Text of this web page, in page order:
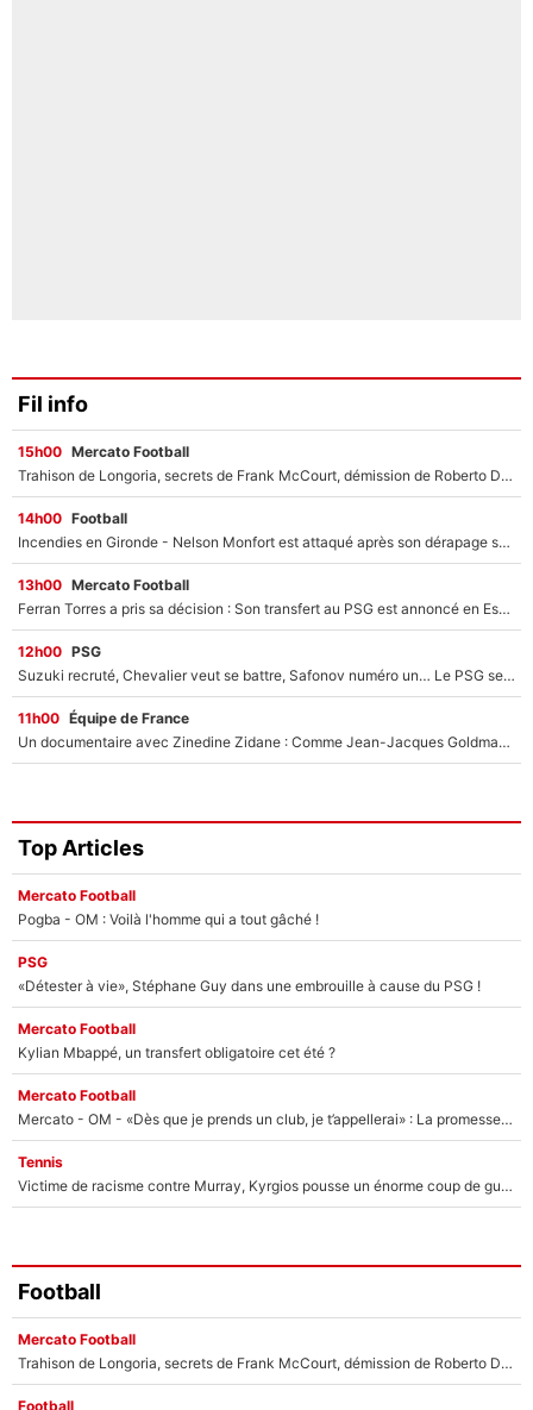
Fil info
15h00 Mercato Football
Trahison de Longoria, secrets de Frank McCourt, démission de Roberto De Zerbi : Medhi Benatia se lâche sur départ de l'OM et fait d'importantes révélations
14h00 Football
Incendies en Gironde - Nelson Monfort est attaqué après son dérapage sur CNews : «Et lui, il prend combien pour parler dans un studio climatisé?»
13h00 Mercato Football
Ferran Torres a pris sa décision : Son transfert au PSG est annoncé en Espagne !
12h00 PSG
Suzuki recruté, Chevalier veut se battre, Safonov numéro un… Le PSG se lance encore dans un gros chantier pour le poste de gardien de but
11h00 Équipe de France
Un documentaire avec Zinedine Zidane : Comme Jean-Jacques Goldman et Mylène Farmer, le nouveau sélectionneur de l'équipe de France a recalé une journaliste très connue
Top Articles
Mercato Football
Pogba - OM : Voilà l'homme qui a tout gâché !
PSG
«Détester à vie», Stéphane Guy dans une embrouille à cause du PSG !
Mercato Football
Kylian Mbappé, un transfert obligatoire cet été ?
Mercato Football
Mercato - OM - «Dès que je prends un club, je t’appellerai» : La promesse de Marcelino au moment de claquer la porte
Tennis
Victime de racisme contre Murray, Kyrgios pousse un énorme coup de gueule !
Football
Mercato Football
Trahison de Longoria, secrets de Frank McCourt, démission de Roberto De Zerbi : Medhi Benatia se lâche sur départ de l'OM et fait d'importantes révélations
Football